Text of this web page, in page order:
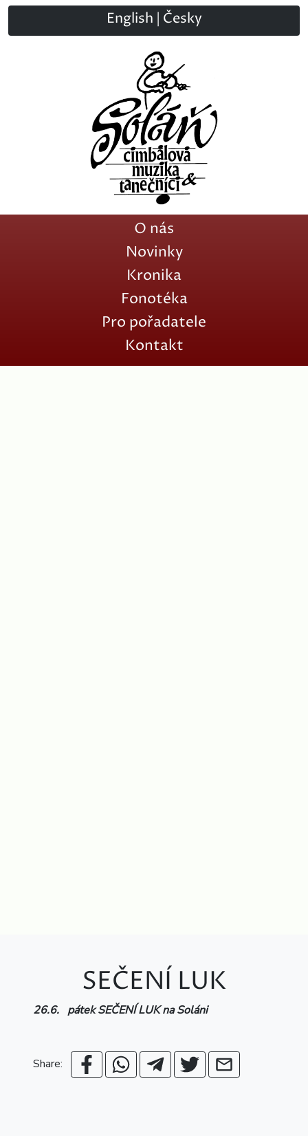
English Česky
O nás
Novinky
Kronika
Fonotéka
Pro pořadatele
Kontakt
SEČENÍ LUK
26.6. pátek SEČENÍ LUK na Soláni
Share: